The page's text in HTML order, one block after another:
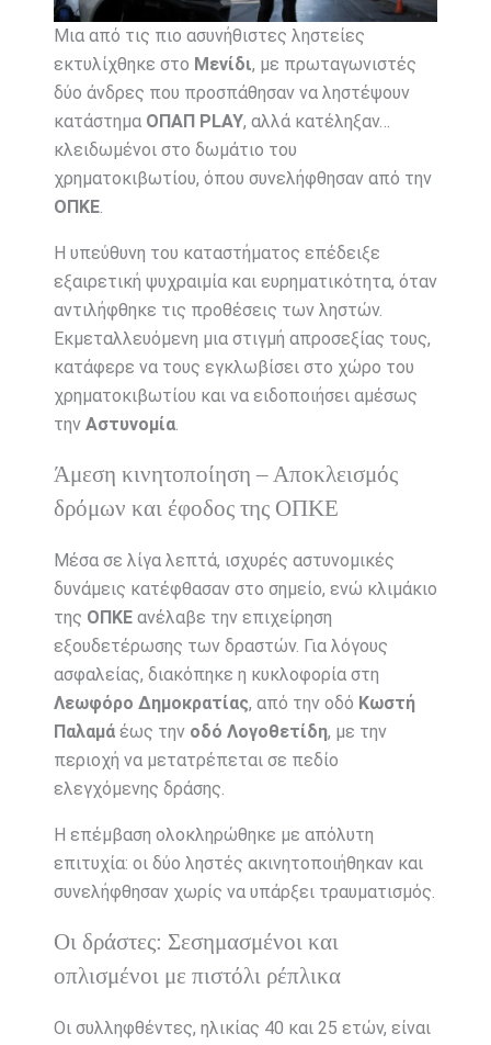
Μια από τις πιο ασυνήθιστες ληστείες
εκτυλίχθηκε στο Μενίδι, με πρωταγωνιστές
δύο άνδρες που προσπάθησαν να ληστέψουν
κατάστημα ΟΠΑΠ PLAY, αλλά κατέληξαν…
κλειδωμένοι στο δωμάτιο του
χρηματοκιβωτίου, όπου συνελήφθησαν από την
ΟΠΚΕ.
Η υπεύθυνη του καταστήματος επέδειξε
εξαιρετική ψυχραιμία και ευρηματικότητα, όταν
αντιλήφθηκε τις προθέσεις των ληστών.
Εκμεταλλευόμενη μια στιγμή απροσεξίας τους,
κατάφερε να τους εγκλωβίσει στο χώρο του
χρηματοκιβωτίου και να ειδοποιήσει αμέσως
την Αστυνομία.
Άμεση κινητοποίηση – Αποκλεισμός
δρόμων και έφοδος της ΟΠΚΕ
Μέσα σε λίγα λεπτά, ισχυρές αστυνομικές
δυνάμεις κατέφθασαν στο σημείο, ενώ κλιμάκιο
της ΟΠΚΕανέλαβε την επιχείρηση
εξουδετέρωσης των δραστών. Για λόγους
ασφαλείας, διακόπηκε η κυκλοφορία στη
Λεωφόρο Δημοκρατίας, από την οδό Κωστή
Παλαμάέως την οδό Λογοθετίδη, με την
περιοχή να μετατρέπεται σε πεδίο
ελεγχόμενης δράσης.
Η επέμβαση ολοκληρώθηκε με απόλυτη
επιτυχία: οι δύο ληστές ακινητοποιήθηκαν και
συνελήφθησαν χωρίς να υπάρξει τραυματισμός.
Οι δράστες: Σεσημασμένοι και
οπλισμένοι με πιστόλι ρέπλικα
Οι συλληφθέντες, ηλικίας 40 και 25 ετών, είναι